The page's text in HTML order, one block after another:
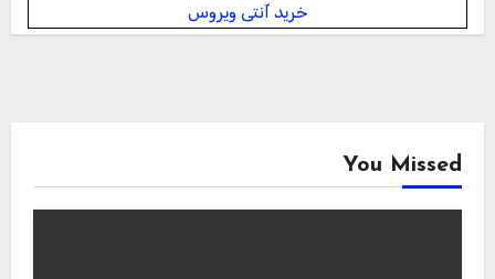
خرید آنتی ویروس
You Missed